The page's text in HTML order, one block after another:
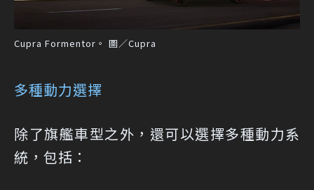
Cupra Formentor。 圖／Cupra
多種動力選擇
除了旗艦車型之外，還可以選擇多種動力系
統，包括：